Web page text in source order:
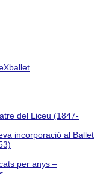
del Liceu (1847-
incorporació al Ballet
per anys –